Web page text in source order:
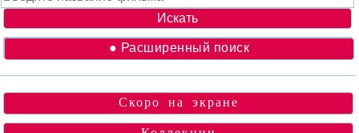
● Расширенный поиск
Скоро на экране